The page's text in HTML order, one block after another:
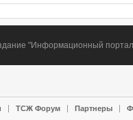
"Информационный
ТСЖ Форум Партнеры